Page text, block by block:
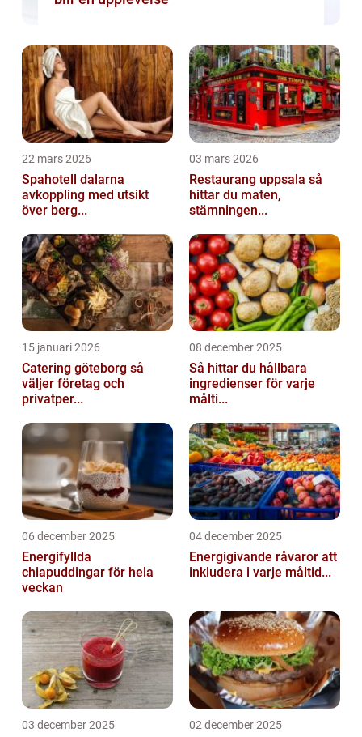
22 mars 2026
Spahotell dalarna
avkoppling med utsikt
över berg...
03 mars 2026
Restaurang uppsala så
hittar du maten,
stämningen...
15 januari 2026
Catering göteborg så
väljer företag och
privatper...
08 december 2025
Så hittar du hållbara
ingredienser för varje
målti...
06 december 2025
Energifyllda
chiapuddingar för hela
veckan
04 december 2025
Energigivande råvaror att
inkludera i varje måltid...
03 december 2025 02 december 2025